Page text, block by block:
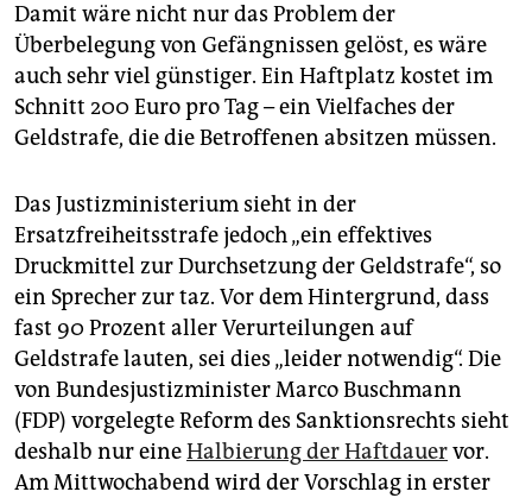
Damit wäre nicht nur das Problem der
Überbelegung von Gefängnissen gelöst, es wäre
auch sehr viel günstiger. Ein Haftplatz kostet im
Schnitt 200 Euro pro Tag – ein Vielfaches der
Geldstrafe, die die Betroffenen absitzen müssen.
Das Justizministerium sieht in der
Ersatzfreiheitsstrafe jedoch „ein effektives
Druckmittel zur Durchsetzung der Geldstrafe“, so
ein Sprecher zur taz. Vor dem Hintergrund, dass
fast 90 Prozent aller Verurteilungen auf
Geldstrafe lauten, sei dies „leider notwendig“. Die
von Bundesjustizminister Marco Buschmann
(FDP) vorgelegte Reform des Sanktionsrechts sieht
deshalb nur eineHalbierung der Haftdauervor.
Am Mittwochabend wird der Vorschlag in erster